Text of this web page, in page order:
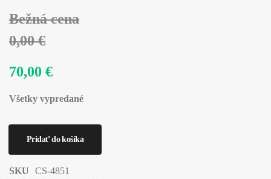
Bežná cena
0,00 €
70,00 €
Všetky vypredané
SKU
CS-4851